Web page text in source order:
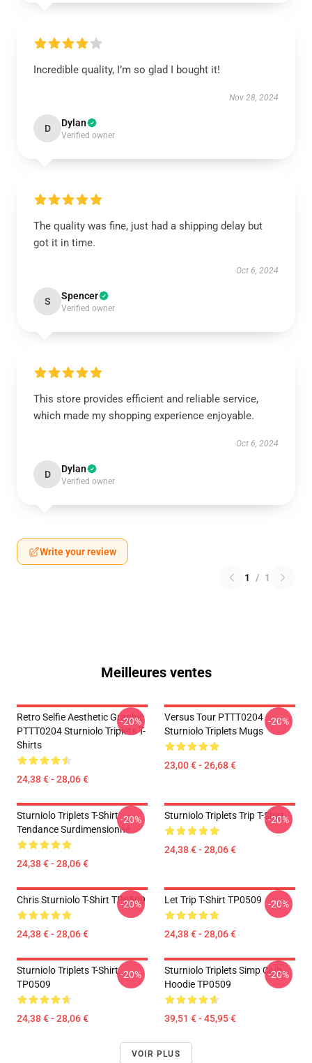
Incredible quality, I’m so glad I bought it!
Nov 28, 2024
D Dylan
Verified owner
The quality was fine, just had a shipping delay but
got it in time.
Oct 6, 2024
S Spencer
Verified owner
This store provides efficient and reliable service,
which made my shopping experience enjoyable.
Oct 6, 2024
D Dylan
Verified owner
Write your review
1 / 1
Meilleures ventes
Retro Selfie Aesthetic Graphic
PTTT0204 Sturniolo Triplets T-
Shirts
24,38 € - 28,06 €
-20%
Versus Tour PTTT0204
Sturniolo Triplets Mugs
23,00 € - 26,68 €
-20%
Sturniolo Triplets T-Shirt
Tendance Surdimensionné
24,38 € - 28,06 €
-20% Sturniolo Triplets Trip T-Shirt
24,38 € - 28,06 €
-20%
Chris Sturniolo T-Shirt TP0509
24,38 € - 28,06 €
-20% Let Trip T-Shirt TP0509
24,38 € - 28,06 €
-20%
Sturniolo Triplets T-Shirt
TP0509
24,38 € - 28,06 €
-20%
Sturniolo Triplets Simp Club
Hoodie TP0509
39,51 € - 45,95 €
-20%
VOIR PLUS